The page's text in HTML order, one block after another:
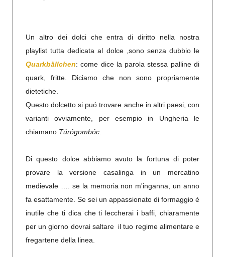
Un altro dei dolci che entra di diritto nella nostra
playlist tutta dedicata al dolce ,sono senza dubbio le
Quarkbällchen: come dice la parola stessa palline di
quark, fritte. Diciamo che non sono propriamente
dietetiche.
Questo dolcetto si puó trovare anche in altri paesi, con
varianti ovviamente, per esempio in Ungheria le
chiamano Túrógombóc
Di questo dolce abbiamo avuto la fortuna di poter
provare la versione casalinga in un mercatino
medievale …. se la memoria non m'inganna, un anno
fa esattamente. Se sei un appassionato di formaggio é
inutile che ti dica che ti leccherai i baffi, chiaramente
per un giorno dovrai saltare il tuo regime alimentare e
fregartene della linea.